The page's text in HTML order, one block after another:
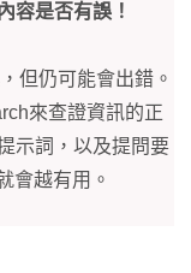
容是否有誤！
但仍可能會出錯。
來查證資訊的正
示詞，以及提問要
會越有用。